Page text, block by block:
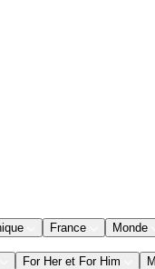
France Monde
For Her et For Him